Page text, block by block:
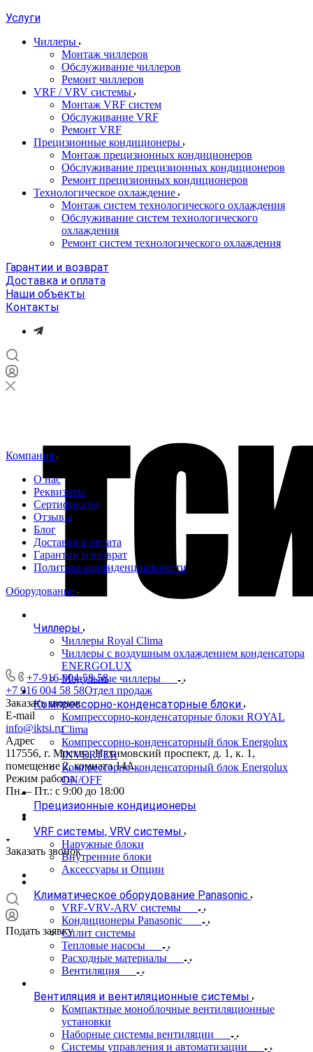
Услуги
Чиллеры
Монтаж чиллеров
Обслуживание чиллеров
Ремонт чиллеров
VRF / VRV системы
Монтаж VRF систем
Обслуживание VRF
Ремонт VRF
Прецизионные кондиционеры
Монтаж прецизионных кондиционеров
Обслуживание прецизионных кондиционеров
Ремонт прецизионных кондиционеров
Технологическое охлаждение
Монтаж систем технологического охлаждения
Обслуживание систем технологического
охлаждения
Ремонт систем технологического охлаждения
Гарантии и возврат
Доставка и оплата
Наши объекты
Контакты
+7-916-004-58-58
+7 916 004 58 58Отдел продаж
Заказать звонок
E-mail
info@iktsi.ru
Адрес
117556, г. Москва, Нахимовский проспект, д. 1, к. 1,
помещение 2, комната 14А
Режим работы
Пн. – Пт.: с 9:00 до 18:00
Заказать звонок
Подать заявку
Компания
О нас
Реквизиты
Сертификаты
Отзывы
Блог
Доставка и оплата
Гарантии и возврат
Политика конфиденциальности
Оборудование
Чиллеры
Чиллеры Royal Clima
Чиллеры с воздушным охлаждением конденсатора
ENERGOLUX
Модульные чиллеры
Компрессорно-конденсаторные блоки
Компрессорно-конденсаторные блоки ROYAL
Clima
Компрессорно-конденсаторный блок Energolux
INVERTER
Компрессорно-конденсаторный блок Energolux
ON/OFF
Прецизионные кондиционеры
VRF системы, VRV системы
Наружные блоки
Внутренние блоки
Аксессуары и Опции
Климатическое оборудование Panasonic
VRF-VRV-ARV системы
Кондиционеры Panasonic
Сплит системы
Тепловые насосы
Расходные материалы
Вентиляция
Вентиляция и вентиляционные системы
Компактные моноблочные вентиляционные
установки
Наборные системы вентиляции
Системы управления и автоматизации